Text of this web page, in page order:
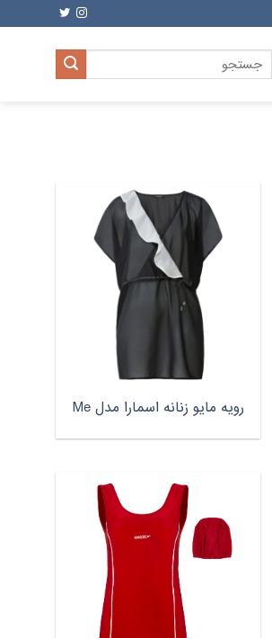
جستجو
برای:
رویه مایو زنانه اسمارا مدل Me